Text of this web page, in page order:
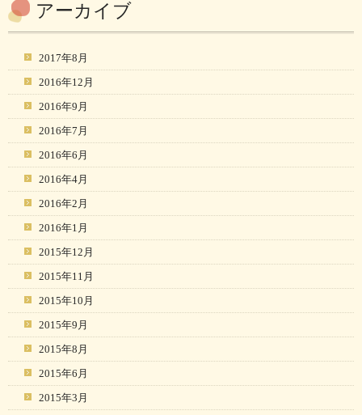
アーカイブ
2017年8月
2016年12月
2016年9月
2016年7月
2016年6月
2016年4月
2016年2月
2016年1月
2015年12月
2015年11月
2015年10月
2015年9月
2015年8月
2015年6月
2015年3月